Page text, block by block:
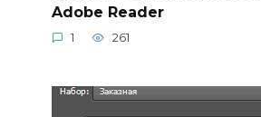
Adobe Reader
1 261